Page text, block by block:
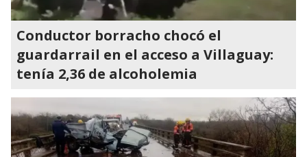
Conductor borracho chocó el
guardarrail en el acceso a Villaguay:
tenía 2,36 de alcoholemia